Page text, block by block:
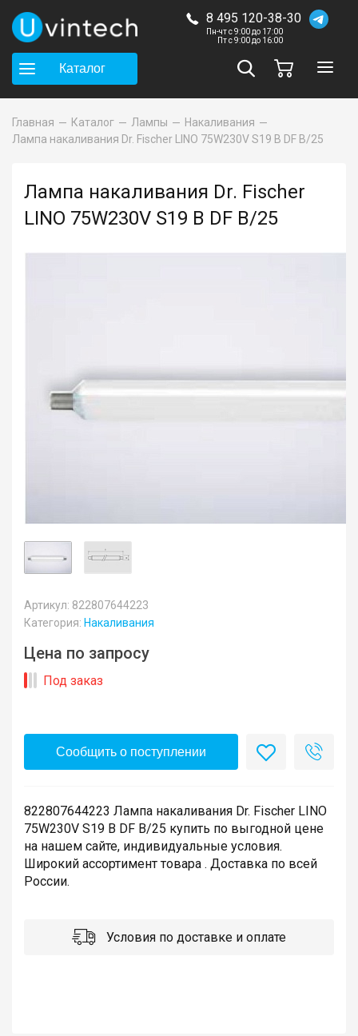
8 495 120-38-30
Пн-чт с 9:00 до 17:00
Пт с 9:00 до 16:00
Каталог
Главная Каталог Лампы
Накаливания
Лампа накаливания Dr. Fischer LINO 75W230V S19 B DF B/25
Лампа накаливания Dr. Fischer
LINO 75W230V S19 B DF B/25
Артикул: 822807644223
Категория: Накаливания
Цена по запросу
Под заказ
Сообщить о поступлении
822807644223 Лампа накаливания Dr. Fischer LINO
75W230V S19 B DF B/25 купить по выгодной цене
на нашем сайте, индивидуальные условия.
Широкий ассортимент товара . Доставка по всей
России.
Условия по доставке и оплате